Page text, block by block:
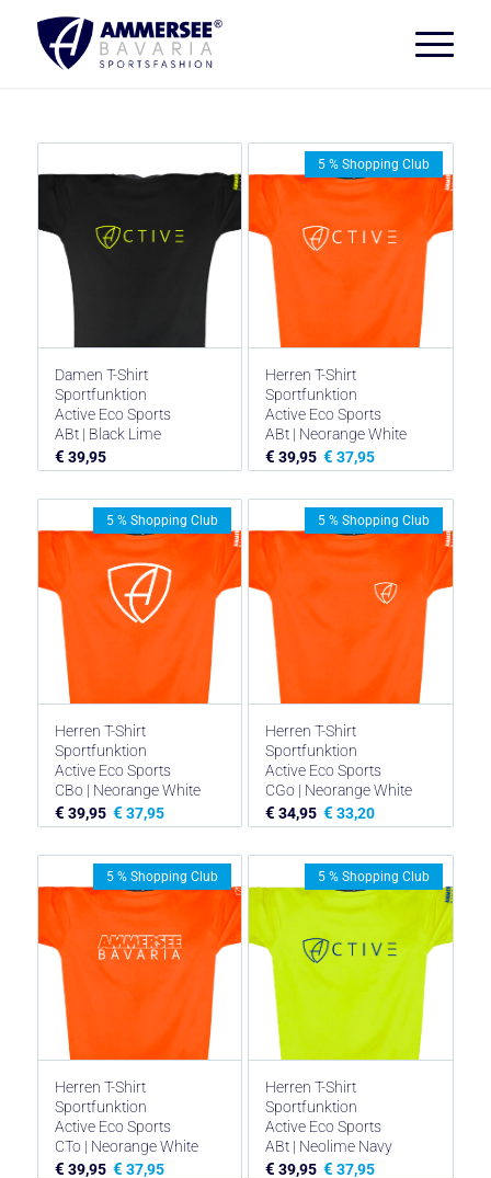
Damen T-Shirt
Sportfunktion
Active Eco Sports
ABt | Black Lime
€ 39,95
Herren T-Shirt
Sportfunktion
Active Eco Sports
ABt | Neorange White
€ 39,95 € 37,95
5 % Shopping Club
Herren T-Shirt
Sportfunktion
Active Eco Sports
CBo | Neorange White
€ 39,95 € 37,95
5 % Shopping Club
Herren T-Shirt
Sportfunktion
Active Eco Sports
CGo | Neorange White
€ 34,95 € 33,20
5 % Shopping Club
Herren T-Shirt
Sportfunktion
Active Eco Sports
CTo | Neorange White
€ 39,95 € 37,95
5 % Shopping Club
Herren T-Shirt
Sportfunktion
Active Eco Sports
ABt | Neolime Navy
€ 39,95 € 37,95
5 % Shopping Club